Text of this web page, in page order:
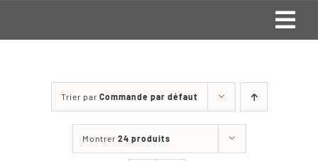
Les jeux
Trier par Commande par défaut
Montrer 24 produits